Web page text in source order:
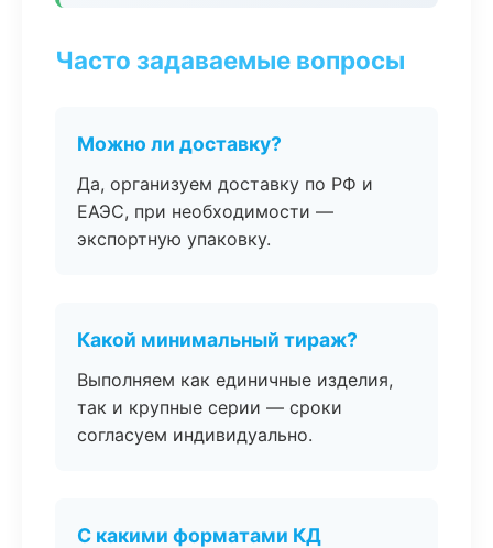
Часто задаваемые вопросы
Можно ли доставку?
Да, организуем доставку по РФ и
ЕАЭС, при необходимости —
экспортную упаковку.
Какой минимальный тираж?
Выполняем как единичные изделия,
так и крупные серии — сроки
согласуем индивидуально.
С какими форматами КД